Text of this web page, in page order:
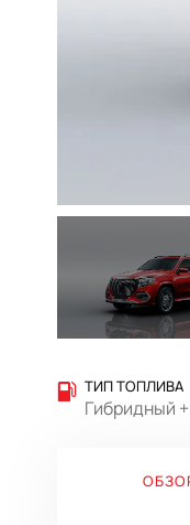
ТИП ТОПЛИВА
Гибридный